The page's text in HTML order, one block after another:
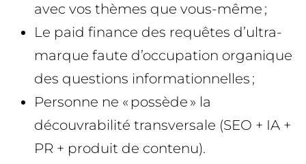
avec vos thèmes que vous-même ;
Le paid finance des requêtes d’ultra-
marque faute d’occupation organique
des questions informationnelles ;
Personne ne « possède » la
découvrabilité transversale (SEO + IA +
PR + produit de contenu).